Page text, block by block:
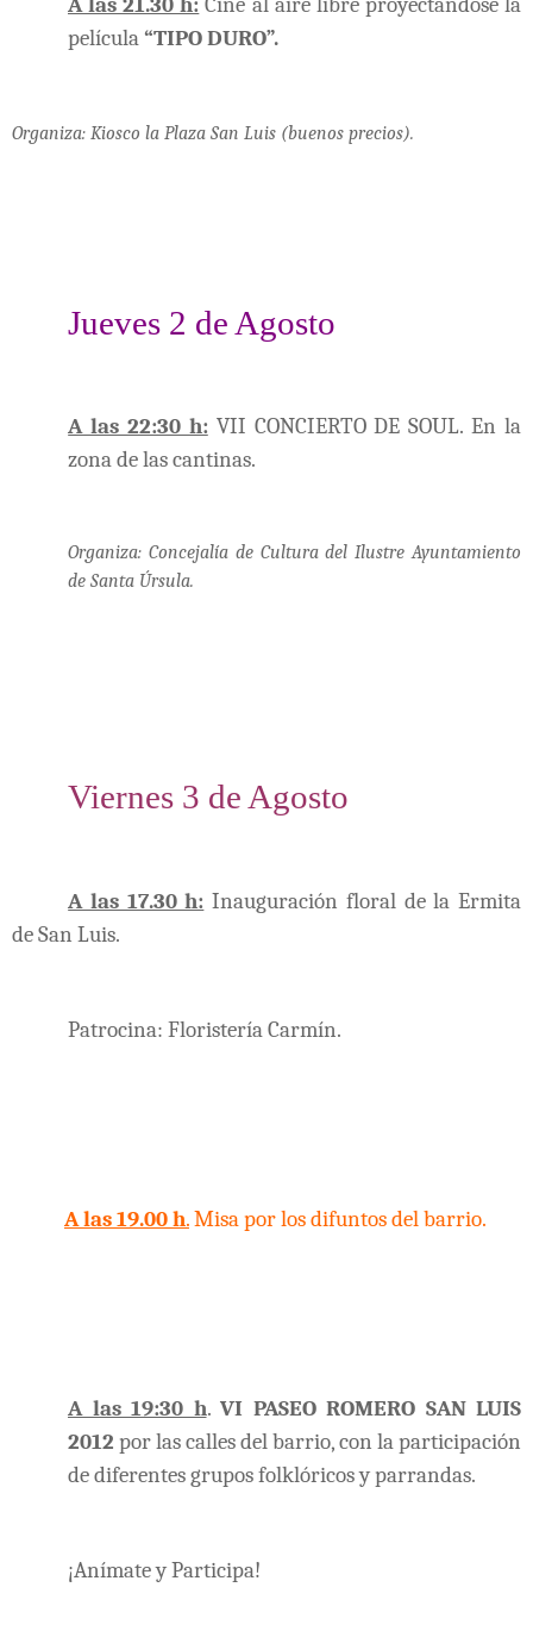
película “TIPO DURO”.
Organiza: Kiosco la Plaza San Luis (buenos precios).
Jueves 2 de Agosto
A las 22:30 h: VII CONCIERTO DE SOUL. En la
zona de las cantinas.
Organiza: Concejalía de Cultura del Ilustre Ayuntamiento
de Santa Úrsula.
Viernes 3 de Agosto
A las 17.30 h: Inauguración floral de la Ermita
de San Luis.
Patrocina: Floristería Carmín.
A las 19.00 h.Misa por los difuntos del barrio.
A las 19:30 h. VI PASEO ROMERO SAN LUIS
2012 por las calles del barrio, con la participación
de diferentes grupos folklóricos y parrandas.
¡Anímate y Participa!